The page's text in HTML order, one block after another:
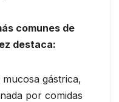
comunes de
destaca:
gástrica,
por comidas